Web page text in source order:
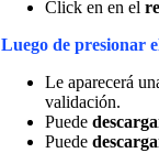
Click en en el
Luego de presionar
Le aparecerá
validación.
Puede
Puede